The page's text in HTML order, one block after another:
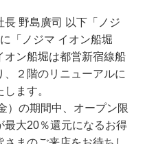
野島廣司 以下「ノジ
「ノジマ イオン船堀
オン船堀は都営新宿線船
２階のリニューアルに
ます。
）の期間中、オープン限
最大20％還元になるお得